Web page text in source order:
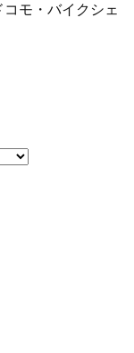
モ・バイクシェ